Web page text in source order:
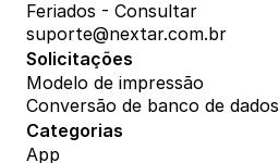
Feriados - Consultar
suporte@nextar.com.br
Solicitações
Modelo de impressão
Conversão de banco de dados
Categorias
App